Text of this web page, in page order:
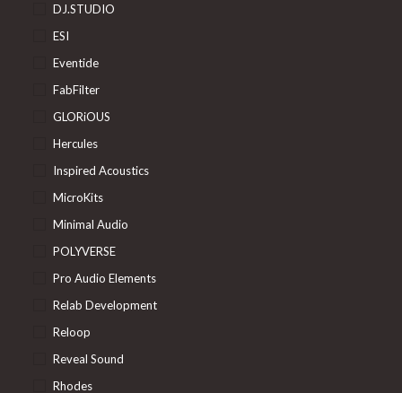
DJ.STUDIO
ESI
Eventide
FabFilter
GLORiOUS
Hercules
Inspired Acoustics
MicroKits
Minimal Audio
POLYVERSE
Pro Audio Elements
Relab Development
Reloop
Reveal Sound
Rhodes